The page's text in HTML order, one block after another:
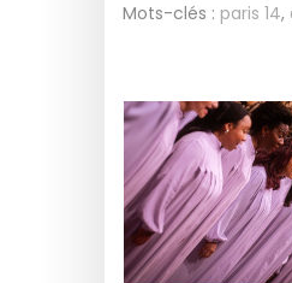
Mots-clés : paris 14,